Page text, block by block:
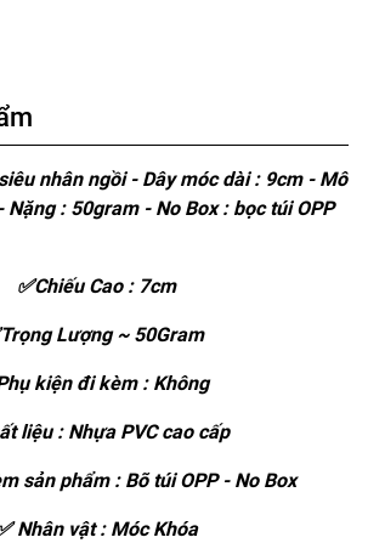
nhân ngồi - Dây móc dài : 9cm - Mô
Nặng : 50gram - No Box : bọc túi OPP
✅Chiếu Cao : 7cm
Lượng ~ 50Gram
kiện đi kèm : Không
liệu : Nhựa PVC cao cấp
sản phẩm : Bõ túi OPP - No Box
Nhân vật : Móc Khóa